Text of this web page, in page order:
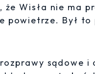
Wisła nie ma
powietrze. Był
sądowe